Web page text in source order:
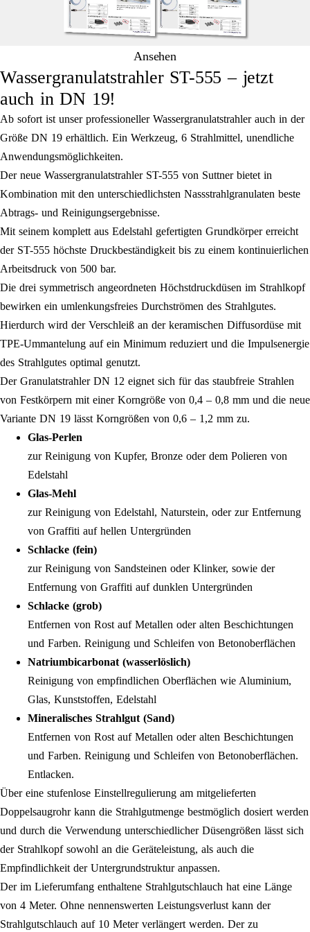
Ansehen
Wassergranulatstrahler ST-555 – jetzt
auch in DN 19!
Ab sofort ist unser professioneller Wassergranulatstrahler auch in der
Größe DN 19 erhältlich. Ein Werkzeug, 6 Strahlmittel, unendliche
Anwendungsmöglichkeiten.
Der neue Wassergranulatstrahler ST-555 von Suttner bietet in
Kombination mit den unterschiedlichsten Nassstrahlgranulaten beste
Abtrags- und Reinigungsergebnisse.
Mit seinem komplett aus Edelstahl gefertigten Grundkörper erreicht
der ST-555 höchste Druckbeständigkeit bis zu einem kontinuierlichen
Arbeitsdruck von 500 bar.
Die drei symmetrisch angeordneten Höchstdruckdüsen im Strahlkopf
bewirken ein umlenkungsfreies Durchströmen des Strahlgutes.
Hierdurch wird der Verschleiß an der keramischen Diffusordüse mit
TPE-Ummantelung auf ein Minimum reduziert und die Impulsenergie
des Strahlgutes optimal genutzt.
Der Granulatstrahler DN 12 eignet sich für das staubfreie Strahlen
von Festkörpern mit einer Korngröße von 0,4 – 0,8 mm und die neue
Variante DN 19 lässt Korngrößen von 0,6 – 1,2 mm zu.
Glas-Perlen
zur Reinigung von Kupfer, Bronze oder dem Polieren von
Edelstahl
Glas-Mehl
zur Reinigung von Edelstahl, Naturstein, oder zur Entfernung
von Graffiti auf hellen Untergründen
Schlacke (fein)
zur Reinigung von Sandsteinen oder Klinker, sowie der
Entfernung von Graffiti auf dunklen Untergründen
Schlacke (grob)
Entfernen von Rost auf Metallen oder alten Beschichtungen
und Farben. Reinigung und Schleifen von Betonoberflächen
Natriumbicarbonat (wasserlöslich)
Reinigung von empfindlichen Oberflächen wie Aluminium,
Glas, Kunststoffen, Edelstahl
Mineralisches Strahlgut (Sand)
Entfernen von Rost auf Metallen oder alten Beschichtungen
und Farben. Reinigung und Schleifen von Betonoberflächen.
Entlacken.
Über eine stufenlose Einstellregulierung am mitgelieferten
Doppelsaugrohr kann die Strahlgutmenge bestmöglich dosiert werden
und durch die Verwendung unterschiedlicher Düsengrößen lässt sich
der Strahlkopf sowohl an die Geräteleistung, als auch die
Empfindlichkeit der Untergrundstruktur anpassen.
Der im Lieferumfang enthaltene Strahlgutschlauch hat eine Länge
von 4 Meter. Ohne nennenswerten Leistungsverlust kann der
Strahlgutschlauch auf 10 Meter verlängert werden. Der zu